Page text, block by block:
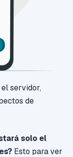
servidor,
de
solo el
Esto para ver